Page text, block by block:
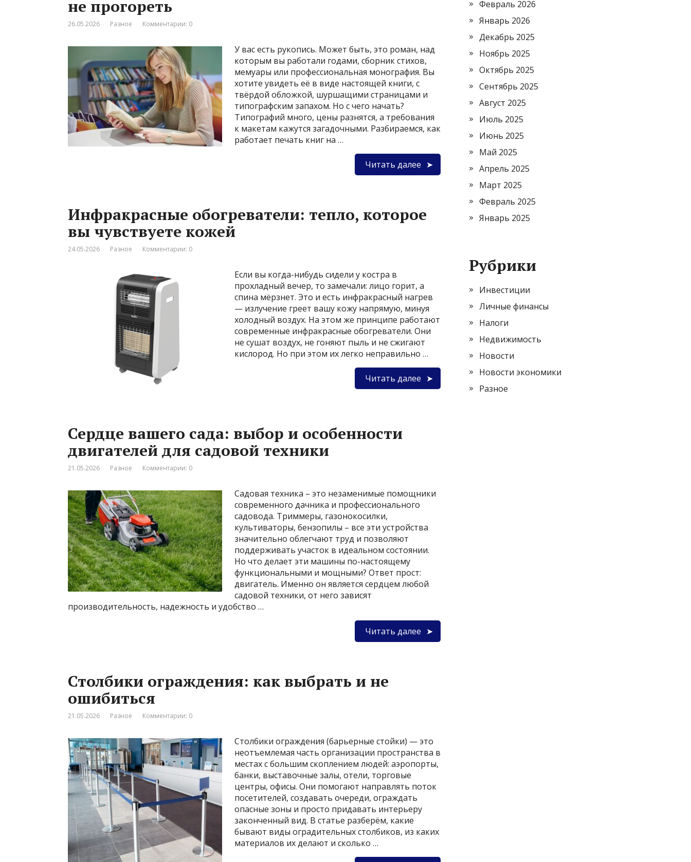
не прогореть
26.05.2026 Разное Комментарии: 0
У вас есть рукопись. Может быть, это роман, над
которым вы работали годами, сборник стихов,
мемуары или профессиональная монография. Вы
хотите увидеть её в виде настоящей книги, с
твёрдой обложкой, шуршащими страницами и
типографским запахом. Но с чего начать?
Типографий много, цены разнятся, а требования
к макетам кажутся загадочными. Разбираемся, как
работает печать книг на …
Читать далее
Инфракрасные обогреватели: тепло, которое
вы чувствуете кожей
24.05.2026 Разное Комментарии: 0
Если вы когда-нибудь сидели у костра в
прохладный вечер, то замечали: лицо горит, а
спина мёрзнет. Это и есть инфракрасный нагрев
— излучение греет вашу кожу напрямую, минуя
холодный воздух. На этом же принципе работают
современные инфракрасные обогреватели. Они
не сушат воздух, не гоняют пыль и не сжигают
кислород. Но при этом их легко неправильно …
Читать далее
Сердце вашего сада: выбор и особенности
двигателей для садовой техники
21.05.2026 Разное Комментарии: 0
Садовая техника – это незаменимые помощники
современного дачника и профессионального
садовода. Триммеры, газонокосилки,
культиваторы, бензопилы – все эти устройства
значительно облегчают труд и позволяют
поддерживать участок в идеальном состоянии.
Но что делает эти машины по-настоящему
функциональными и мощными? Ответ прост:
двигатель. Именно он является сердцем любой
садовой техники, от него зависят
производительность, надежность и удобство …
Читать далее
Столбики ограждения: как выбрать и не
ошибиться
21.05.2026 Разное Комментарии: 0
Столбики ограждения (барьерные стойки) — это
неотъемлемая часть организации пространства в
местах с большим скоплением людей: аэропорты,
банки, выставочные залы, отели, торговые
центры, офисы. Они помогают направлять поток
посетителей, создавать очереди, ограждать
опасные зоны и просто придавать интерьеру
законченный вид. В статье разберём, какие
бывают виды оградительных столбиков, из каких
материалов их делают и сколько …
Февраль 2026
Январь 2026
Декабрь 2025
Ноябрь 2025
Октябрь 2025
Сентябрь 2025
Август 2025
Июль 2025
Июнь 2025
Май 2025
Апрель 2025
Март 2025
Февраль 2025
Январь 2025
Рубрики
Инвестиции
Личные финансы
Налоги
Недвижимость
Новости
Новости экономики
Разное